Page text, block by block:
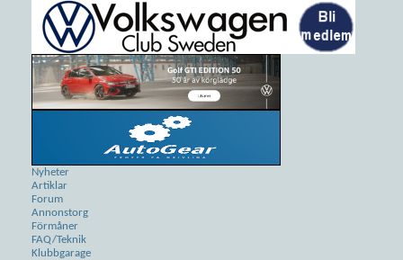
Nyheter
Artiklar
Forum
Annonstorg
Förmåner
FAQ/Teknik
Klubbgarage